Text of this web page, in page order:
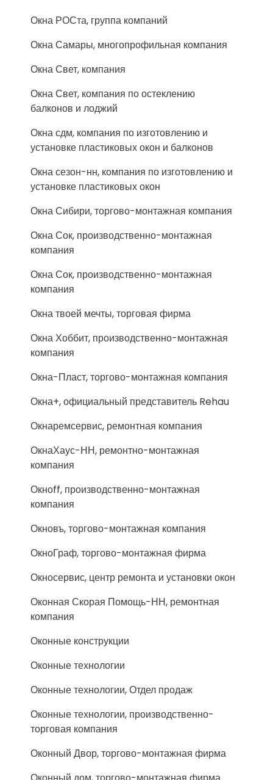
Окна РОСта, группа компаний
Окна Самары, многопрофильная компания
Окна Свет, компания
Окна Свет, компания по остеклению
балконов и лоджий
Окна сдм, компания по изготовлению и
установке пластиковых окон и балконов
Окна сезон-нн, компания по изготовлению и
установке пластиковых окон
Окна Сибири, торгово-монтажная компания
Окна Сок, производственно-монтажная
компания
Окна Сок, производственно-монтажная
компания
Окна твоей мечты, торговая фирма
Окна Хоббит, производственно-монтажная
компания
Окна-Пласт, торгово-монтажная компания
Окна+, официальный представитель Rehau
Окнаремсервис, ремонтная компания
ОкнаХаус-НН, ремонтно-монтажная
компания
Окноff, производственно-монтажная
компания
Окновъ, торгово-монтажная компания
ОкноГраф, торгово-монтажная фирма
Окносервис, центр ремонта и установки окон
Оконная Скорая Помощь-НН, ремонтная
компания
Оконные конструкции
Оконные технологии
Оконные технологии, Отдел продаж
Оконные технологии, производственно-
торговая компания
Оконный Двор, торгово-монтажная фирма